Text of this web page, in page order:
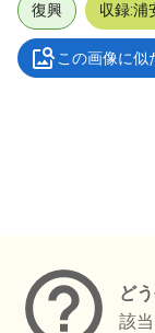
復興 収録:浦
この画像に似
ど
該